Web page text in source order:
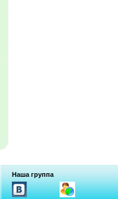
Наша группа